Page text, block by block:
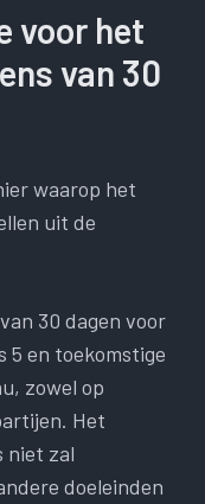
voor het
van 30
waarop het
uit de
30 dagen voor
5 en toekomstige
zowel op
Het
niet zal
doeleinden